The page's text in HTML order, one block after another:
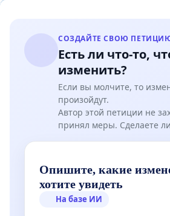
СОЗДАЙТЕ СВОЮ
Есть ли что-то,
изменить?
Если вы молчите, то
произойдут.
Автор этой петиции не
принял меры. Сделаете
Опишите, какие
хотите увидеть
На базе ИИ